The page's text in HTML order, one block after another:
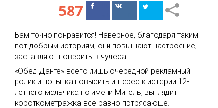
587
ПоделитьсяПоделиться
Вам точно понравится! Наверное, благодаря таким
вот добрым историям, они повышают настроение,
заставляют поверить в чудеса.
«Обед Данте» всего лишь очередной рекламный
ролик и попытка повысить интерес к истории 12-
летнего мальчика по имени Мигель, выглядит
короткометражка всё равно потрясающе.